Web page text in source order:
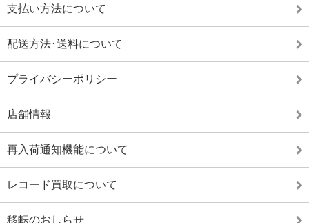
支払い方法について
配送方法･送料について
プライバシーポリシー
店舗情報
再入荷通知機能について
レコード買取について
移転のおしらせ